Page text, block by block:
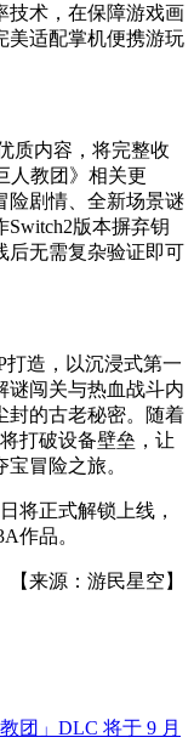
技术，在保障游戏画
美适配掌机便携游玩
质内容，将完整收
人教团》相关更
险剧情、全新场景谜
版本摒弃钥
后无需复杂验证即可
打造，以沉浸式第一
谜闯关与热血战斗内
封的古老秘密。随着
打破设备壁垒，让
冒险之旅。
将正式解锁上线，
作品。
【来源：游民星空】